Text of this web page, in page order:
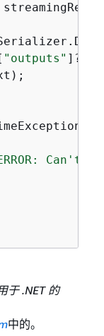
"outputs" ]?[
Can't
于 .NET 的
中的。